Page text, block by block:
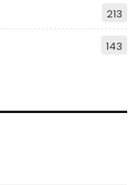
213
143